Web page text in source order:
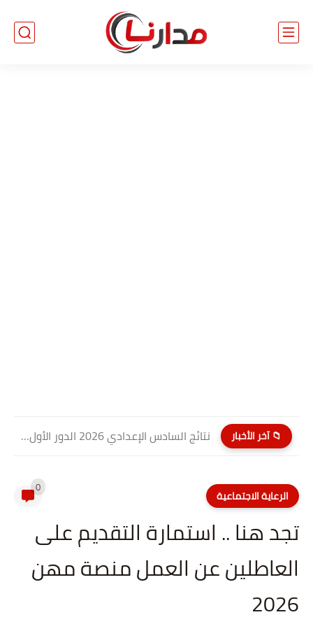
📁 آخر الأخبار نتائج السادس الإعدادي 2026 الدور الأول PDF كربلاء المقدسة| موقع...
الرعاية الاجتماعية 0
تجد هنا .. استمارة التقديم على
العاطلين عن العمل منصة مهن
2026